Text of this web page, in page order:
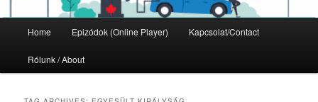
Home Epizódok (Online Player) Kapcsolat/Contact
Rólunk / About